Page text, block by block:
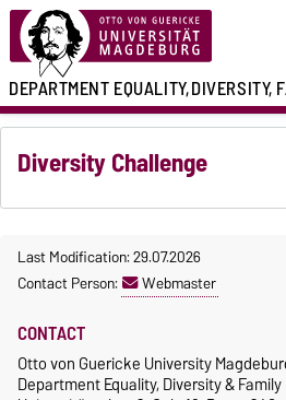
DEPARTMENTEQUALITY,DIVERSITY,
Diversity Challenge
Last Modification: 29.07.2026
Contact Person:
Webmaster
CONTACT
Otto von Guericke University
Department Equality, Diversity & Family